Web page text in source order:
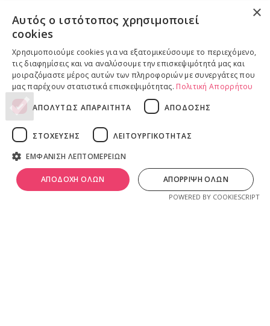
ONLINE ΑΓΟΡΕΣ
Επιστροφές προϊόντων
Παραδόσεις προϊόντων
ΝΟΜΙΚΕΣ ΠΛΗΡΟΦΟΡΙΕΣ
Όροι & Προϋποθέσεις
Πνευματικά Δικαιώματα λivadeiashop.
Ιδιοκτησία, δημιουργία, branding, τεχνική & εμπορική διαχείριση
0
Καλάθι
×
Αυτός ο ιστότοπος χρησιμοποιεί
cookies
Χρησιμοποιούμε cookies για να εξατομικεύσουμε το περιεχόμενο,
τις διαφημίσεις και να αναλύσουμε την επισκεψιμότητά μας και
μοιραζόμαστε μέρος αυτών των πληροφοριών με συνεργάτες που
μας παρέχουν στατιστικά επισκεψιμότητας. Πολιτική Απορρήτου
ΑΠΟΛΥΤΩΣ ΑΠΑΡΑΙΤΗΤΑ ΑΠΟΔΟΣΗΣ
ΣΤΟΧΕΥΣΗΣ
ΛΕΙΤΟΥΡΓΙΚΟΤΗΤΑΣ
ΕΜΦΑΝΙΣΗ ΛΕΠΤΟΜΕΡΕΙΩΝ
ΑΠΟΔΟΧΗ ΟΛΩΝ ΑΠΟΡΡΙΨΗ ΟΛΩΝ
POWERED BY COOKIESCRIPT